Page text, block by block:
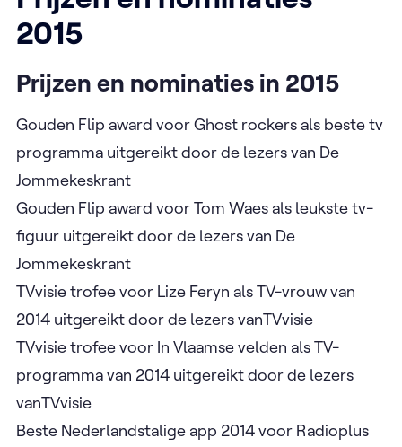
2015
Prijzen en nominaties in 2015
Gouden Flip award voor Ghost rockers als beste tv
programma uitgereikt door de lezers van De
Jommekeskrant
Gouden Flip award voor Tom Waes als leukste tv-
figuur uitgereikt door de lezers van De
Jommekeskrant
TVvisie trofee voor Lize Feryn als TV-vrouw van
2014 uitgereikt door de lezers vanTVvisie
TVvisie trofee voor In Vlaamse velden als TV-
programma van 2014 uitgereikt door de lezers
vanTVvisie
Beste Nederlandstalige app 2014 voor Radioplus